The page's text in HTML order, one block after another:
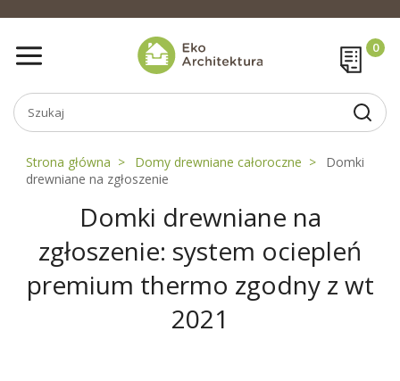
Strona główna Domy drewniane całoroczne
Domki
drewniane na zgłoszenie
Domki drewniane na
zgłoszenie: system ociepleń
premium thermo zgodny z wt
2021